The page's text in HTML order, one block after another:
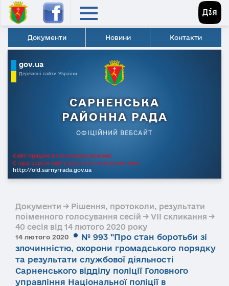
Документи Новини Контакти
gov.ua
Державні сайти України
САРНЕНСЬКА
РАЙОННА РАДА
ОФІЦІЙНИЙ ВЕБСАЙТ
Сайт працює в тестовому режимі.
Стара версія сайту доступна за посиланням
http://old.sarnyrrada.gov.ua
Документи → Рішення, протоколи, результати
поіменного голосування сесій → VII скликання →
40 сесія від 14 лютого 2020 року
14 лютого 2020
№ 993 "Про стан боротьби зі
злочинністю, охорони громадського порядку
та результати службової діяльності
Сарненського відділу поліції Головного
управління Національної поліції в